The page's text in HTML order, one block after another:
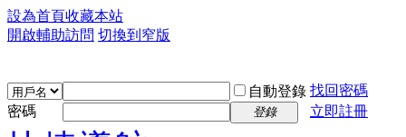
設為首頁收藏本站
開啟輔助訪問 切換到窄版
自動登錄 找回密碼
密碼
登錄 立即註冊